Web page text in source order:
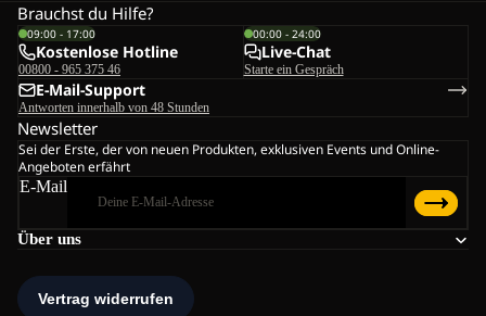
Über uns
Brauchst du Hilfe?
09:00 - 17:00
Kostenlose Hotline
00800 - 965 375 46
00:00 - 24:00
Live-Chat
Starte ein Gespräch
E-Mail-Support
Antworten innerhalb von 48 Stunden
Newsletter
Sei der Erste, der von neuen Produkten, exklusiven Events und Online-
Angeboten erfährt
E-Mail